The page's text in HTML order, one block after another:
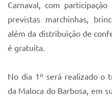
Carnaval, com
previstas marchinhas,
além da distribuição de
é gratuita.
No dia 1º será realizado o
da Maloca do Barbosa, em